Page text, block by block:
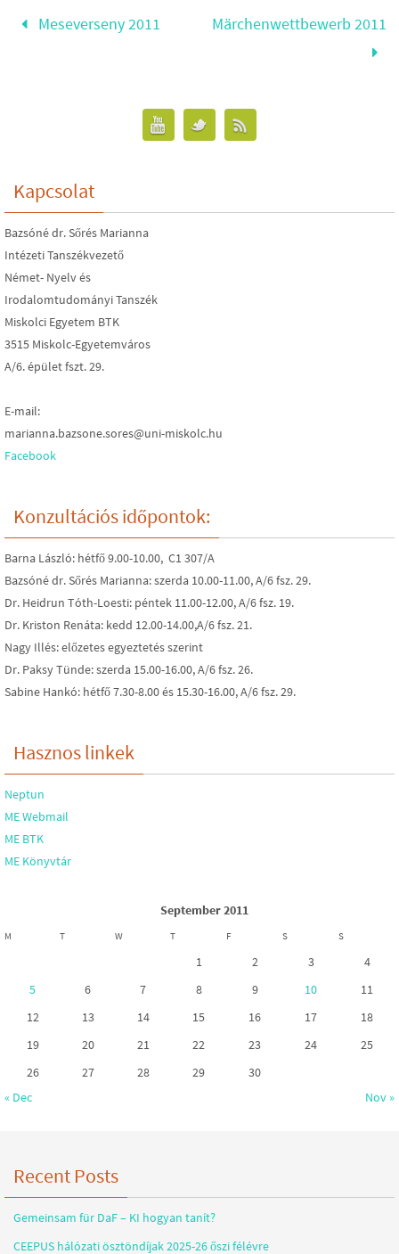
Meseverseny 2011 Märchenwettbewerb 2011
Kapcsolat
Bazsóné dr. Sőrés Marianna
Intézeti Tanszékvezető
Német- Nyelv és
Irodalomtudományi Tanszék
Miskolci Egyetem BTK
3515 Miskolc-Egyetemváros
A/6. épület fszt. 29.
E-mail:
marianna.bazsone.sores@uni-miskolc.hu
Facebook
Konzultációs időpontok:
Barna László: hétfő 9.00-10.00, C1 307/A
Bazsóné dr. Sőrés Marianna: szerda 10.00-11.00, A/6 fsz. 29.
Dr. Heidrun Tóth-Loesti: péntek 11.00-12.00, A/6 fsz. 19.
Dr. Kriston Renáta: kedd 12.00-14.00,A/6 fsz. 21.
Nagy Illés: előzetes egyeztetés szerint
Dr. Paksy Tünde: szerda 15.00-16.00, A/6 fsz. 26.
Sabine Hankó: hétfő 7.30-8.00 és 15.30-16.00, A/6 fsz. 29.
Hasznos linkek
Neptun
ME Webmail
ME BTK
ME Könyvtár
September 2011
M T W T F S S
« Dec Nov »
1 2 3
4
5
6 7 8 9 10
11
12
13 14 15 16 17
18
19
20 21 22 23 24
25
26
27 28 29 30
Recent Posts
Gemeinsam für DaF – KI hogyan tanít?
CEEPUS hálózati ösztöndíjak 2025-26 őszi félévre